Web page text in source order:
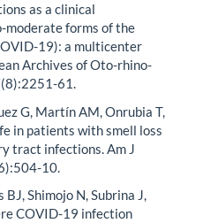
as a clinical
forms of the
19): a multicenter
Archives of Oto-rhino-
61.
G, Martín AM, Onrubia T,
in patients with smell loss
tract infections. Am J
10.
Shimojo N, Subrina J,
COVID-19 infection